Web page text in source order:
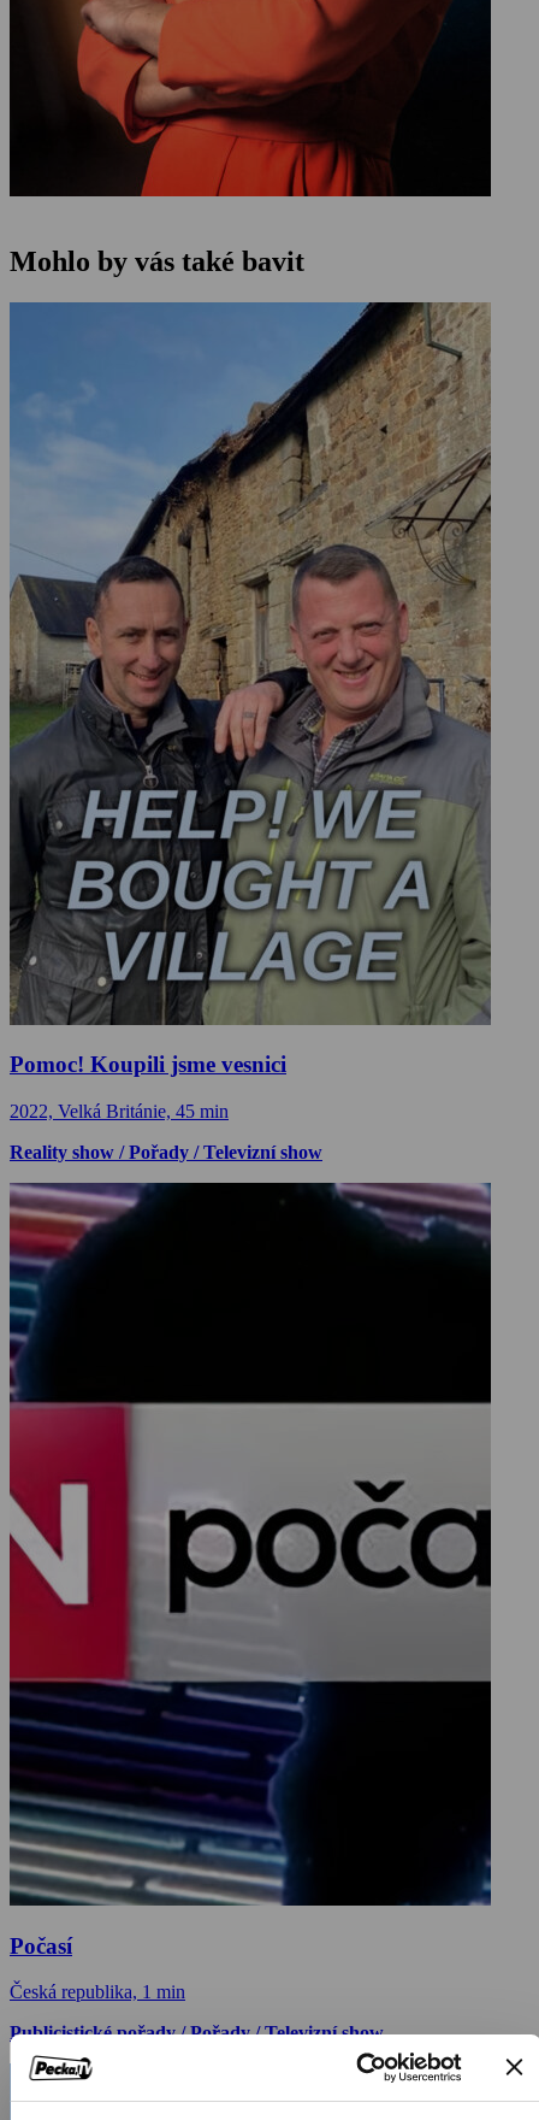
Mohlo by vás také bavit
Pomoc! Koupili jsme vesnici
2022, Velká Británie, 45 min
Reality show / Pořady / Televizní show
Počasí
Česká republika, 1 min
Publicistické pořady / Pořady / Televizní show